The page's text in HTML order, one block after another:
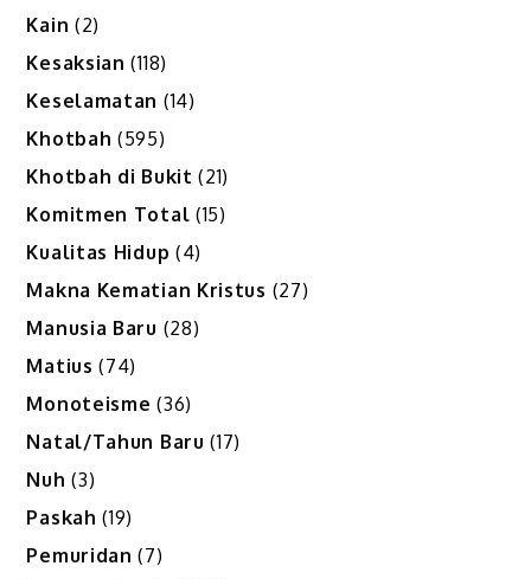
Kain (2)
Kesaksian (118)
Keselamatan (14)
Khotbah (595)
Khotbah di Bukit (21)
Komitmen Total (15)
Kualitas Hidup (4)
Makna Kematian Kristus (27)
Manusia Baru (28)
Matius (74)
Monoteisme (36)
Natal/Tahun Baru (17)
Nuh (3)
Paskah (19)
Pemuridan (7)